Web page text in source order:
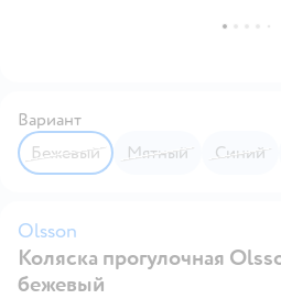
Вариант
Бежевый
Мятный Синий
Olsson
Коляска прогулочная
бежевый